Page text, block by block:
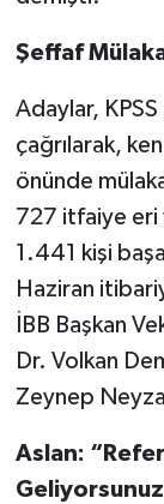
Şeffaf
Adaylar, KPSS
çağrılarak,
önünde
727 itfaiye eri
1.441 kişi
Haziran
İBB Başkan
Dr. Volkan
Zeynep
Aslan: